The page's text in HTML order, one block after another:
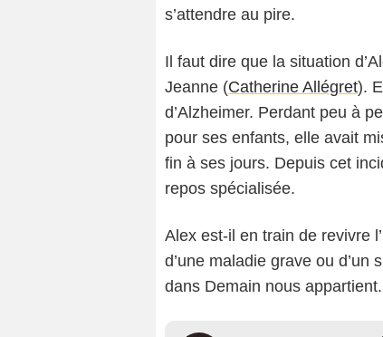
s’attendre au pire.
Il faut dire que la situation
Jeanne (Catherine Allégret).
d’Alzheimer. Perdant peu à
pour ses enfants, elle avait
fin à ses jours. Depuis cet
repos spécialisée.
Alex est-il en train de revivre
d’une maladie grave ou
dans Demain nous appartient.